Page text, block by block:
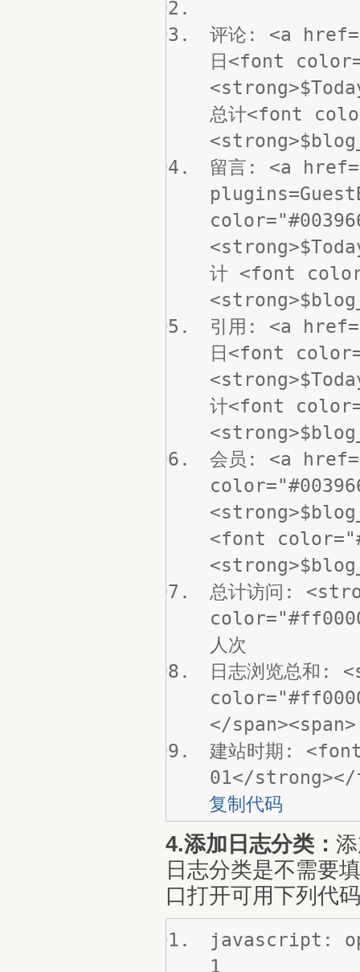
评论: <a
日<font
总计<font
留言: <a
计 <font
引用: <a
日<font
计<font
会员: <a
<font
总计访问:
人次
日志浏览总和:
</span><span>
建站时期:
01</
复制代码
4.添加日志分类：
日志分类是不需要
口打开可用下列代
javascript:
1